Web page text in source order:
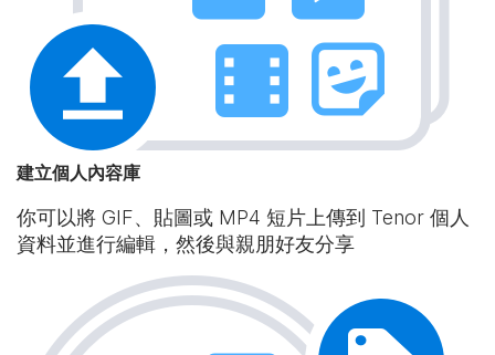
建立個人內容庫
你可以將 GIF、貼圖或 MP4 短片上傳到 Tenor 個人
資料並進行編輯，然後與親朋好友分享